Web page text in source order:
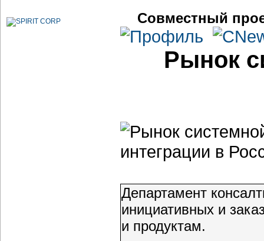
Совместный
Рынок
Департамент
инициативных и
и продуктам.